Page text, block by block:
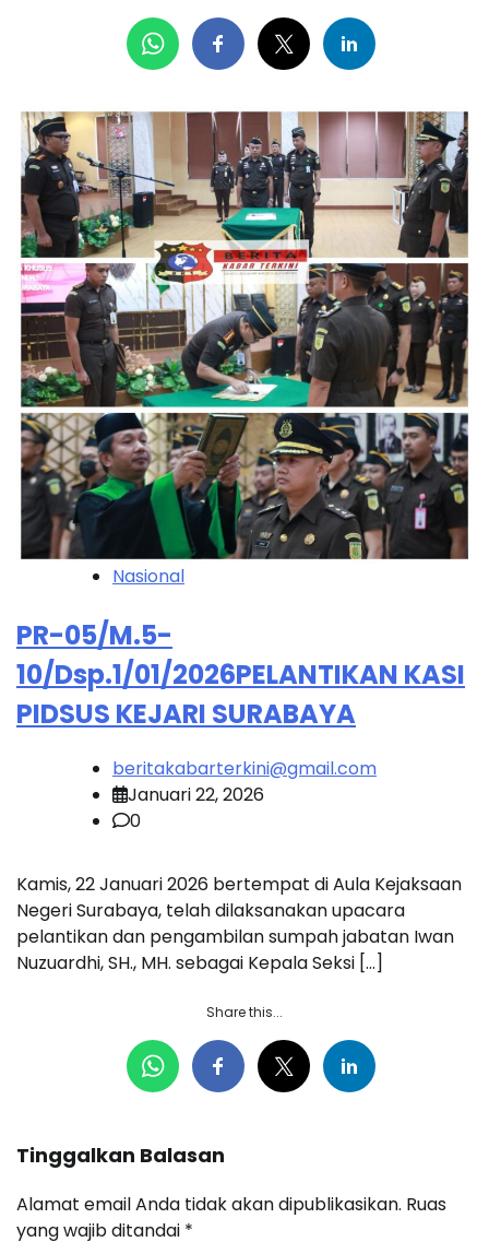
Nasional
PR-05/M.5-
10/Dsp.1/01/2026PELANTIKAN KASI
PIDSUS KEJARI SURABAYA
beritakabarterkini@gmail.com
Januari 22, 2026
0
Kamis, 22 Januari 2026 bertempat di Aula Kejaksaan
Negeri Surabaya, telah dilaksanakan upacara
pelantikan dan pengambilan sumpah jabatan Iwan
Nuzuardhi, SH., MH. sebagai Kepala Seksi […]
Share this...
Tinggalkan Balasan
Alamat email Anda tidak akan dipublikasikan. Ruas
yang wajib ditandai *